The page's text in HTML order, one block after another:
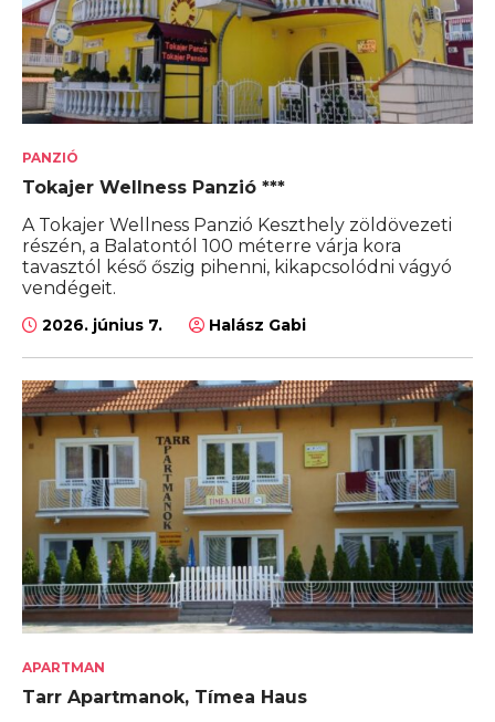
PANZIÓ
Tokajer Wellness Panzió ***
A Tokajer Wellness Panzió Keszthely zöldövezeti
részén, a Balatontól 100 méterre várja kora
tavasztól késő őszig pihenni, kikapcsolódni vágyó
vendégeit.
2026. június 7. Halász Gabi
APARTMAN
Tarr Apartmanok, Tímea Haus